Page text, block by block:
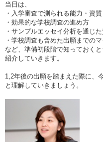
当日は、
・入学審査で測られる能力・資
・効果的な学校調査の進め方
・サンプルエッセイ分析を通じ
・学校調査も含めた出願までの
など、準備初段階で知っておく
紹介していきます。
1,2年後の出願を踏まえた際に、
と理解していきましょう。